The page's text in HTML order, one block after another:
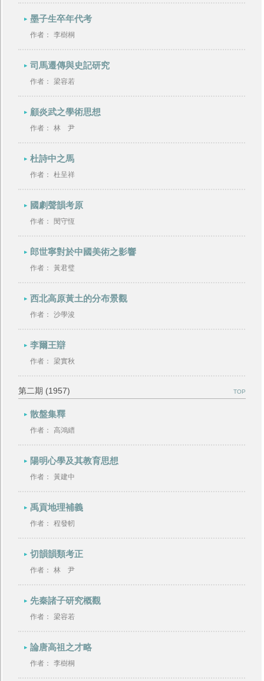
墨子生卒年代考
作者： 李樹桐
司馬遷傳與史記研究
作者： 梁容若
顧炎武之學術思想
作者： 林 尹
杜詩中之馬
作者： 杜呈祥
國劇聲韻考原
作者： 閔守恆
郎世寧對於中國美術之影響
作者： 黃君璧
西北高原黃土的分布景觀
作者： 沙學浚
李爾王辯
作者： 梁實秋
第二期 (1957) TOP
散盤集釋
作者： 高鴻縉
陽明心學及其教育思想
作者： 黃建中
禹貢地理補義
作者： 程發軔
切韻韻類考正
作者： 林 尹
先秦諸子研究概觀
作者： 梁容若
論唐高祖之才略
作者： 李樹桐